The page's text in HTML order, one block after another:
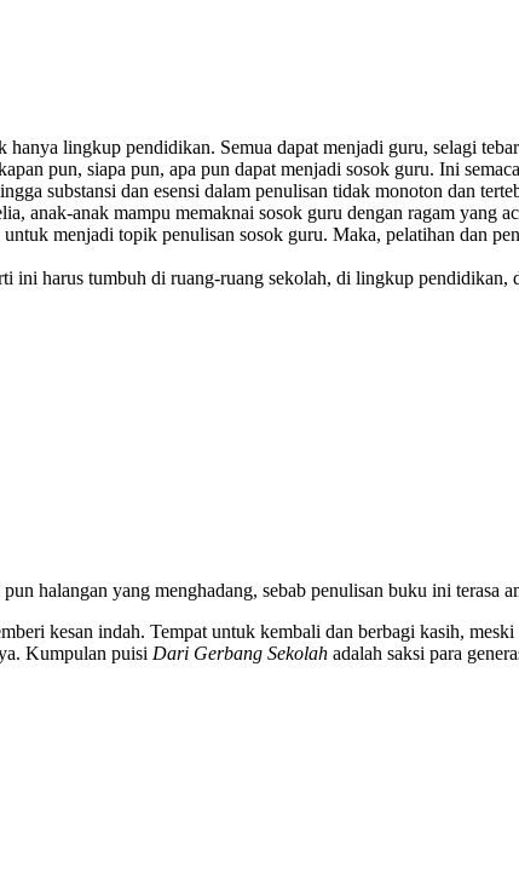
lingkup pendidikan. Semua dapat menjadi guru, selagi
pun, siapa pun, apa pun dapat menjadi sosok guru. Ini
substansi dan esensi dalam penulisan tidak monoton dan
anak-anak mampu memaknai sosok guru dengan ragam yang
menjadi topik penulisan sosok guru. Maka, pelatihan dan
ini harus tumbuh di ruang-ruang sekolah, di lingkup pendidikan,
halangan yang menghadang, sebab penulisan buku ini terasa
kesan indah. Tempat untuk kembali dan berbagi kasih,
Kumpulan puisi Dari Gerbang Sekolah adalah saksi para